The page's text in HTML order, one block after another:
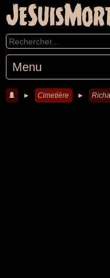
Menu
► Cimetière ►